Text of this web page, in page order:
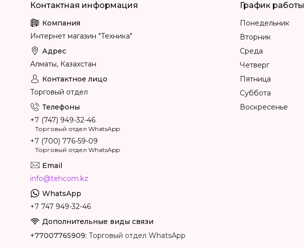
Интернет магазин "Техника"
Алматы, Казахстан
Торговый отдел
+7 (747) 949-32-46
Торговый отдел WhatsApp
+7 (700) 776-59-09
Торговый отдел WhatsApp
info@tehcom.kz
+7 747 949-32-46
+77007765909 Торговый отдел WhatsApp
График работы
Понедельник
Вторник
Среда
Четверг
Пятница
Суббота
Воскресенье